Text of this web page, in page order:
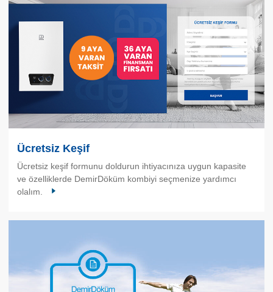
Ücretsiz Keşif
Ücretsiz keşif formunu doldurun ihtiyacınıza uygun kapasite
ve özelliklerde DemirDöküm kombiyi seçmenize yardımcı
olalım.